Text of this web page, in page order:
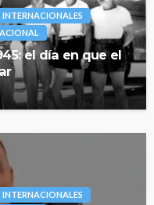
el día en que el